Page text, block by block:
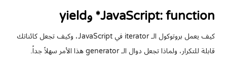
JavaScript: function* وyield
كيف يعمل بروتوكول الـ iterator في JavaScript، وكيف تجعل كائناتك
قابلة للتكرار، ولماذا تجعل دوال الـ generator هذا الأمر سهلاً جداً.